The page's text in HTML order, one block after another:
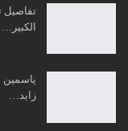
تفاصيل
الكبير…
ياسمين
زايد…